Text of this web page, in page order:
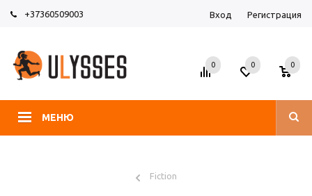
+37360509003 Вход Регистрация
МЕНЮ
0 0 0
Fiction